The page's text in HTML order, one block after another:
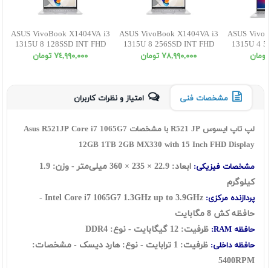
ASUS VivoBook X1404VA i3
1315U 8 128SSD INT FHD
٧٤,٩٩٠,٠٠٠ تومان
ASUS VivoBook X1404VA i3
1315U 8 256SSD INT FHD
٧٨,٩٩٠,٠٠٠ تومان
ASUS
1315U 4
مشخصات فنی امتیاز و نظرات کاربران
لپ تاپ ایسوس R521 JP با مشخصات Asus R521JP Core i7 1065G7
12GB 1TB 2GB MX330 with 15 Inch FHD Display
مشخصات فیزیکی:
ابعاد: 22.9 × 235 × 360 میلی‌متر - وزن: 1.9
کیلوگرم
پردازنده مرکزی:
Intel Core i7 1065G7 1.3GHz up to 3.9GHz -
حافظه کش 8 مگابایت
حافظه RAM: ظرفیت: 12 گيگابايت - نوع: DDR4
حافظه داخلی:
ظرفیت: 1 ترابايت - نوع: هارد ديسک - مشخصات:
5400RPM